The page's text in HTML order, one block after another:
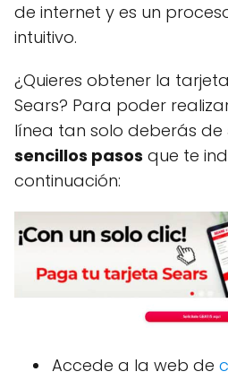
de internet y es un
intuitivo.
¿Quieres obtener la
Sears? Para poder
línea tan solo deberás de
sencillos pasos que te
continuación:
Accede a la web de